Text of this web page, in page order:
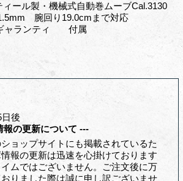
ール製・機械式自動巻ムーブCal.3130
腕回り19.0cmまで対応
ャランティ 付属
日後
報の更新について ---
ョップサイトにも掲載されているた
報の更新は迅速を心掛けております
ムではございません。ご注文後に万
りました際は誠に申し訳ございませ